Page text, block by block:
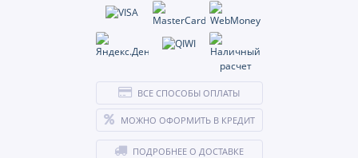
ВСЕ СПОСОБЫ ОПЛАТЫ
МОЖНО ОФОРМИТЬ В КРЕДИТ
ПОДРОБНЕЕ О ДОСТАВКЕ